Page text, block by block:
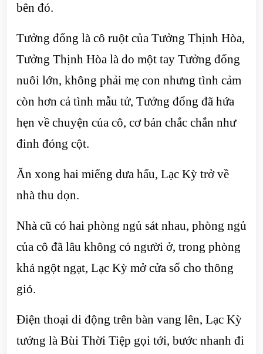
bên đó.
Tưởng đổng là cô ruột của Tưởng Thịnh Hòa,
Tưởng Thịnh Hòa là do một tay Tưởng đổng
nuôi lớn, không phải mẹ con nhưng tình cảm
còn hơn cả tình mẫu tử, Tưởng đổng đã hứa
hẹn về chuyện của cô, cơ bản chắc chắn như
đinh đóng cột.
Ăn xong hai miếng dưa hấu, Lạc Kỳ trở về
nhà thu dọn.
Nhà cũ có hai phòng ngủ sát nhau, phòng ngủ
của cô đã lâu không có người ở, trong phòng
khá ngột ngạt, Lạc Kỳ mở cửa sổ cho thông
gió.
Điện thoại di động trên bàn vang lên, Lạc Kỳ
tưởng là Bùi Thời Tiệp gọi tới, bước nhanh đi